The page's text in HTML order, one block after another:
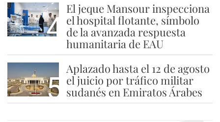
4
El jeque Mansour inspecciona
el hospital flotante, símbolo
de la avanzada respuesta
humanitaria de EAU
5
Aplazado hasta el 12 de agosto
el juicio por tráfico militar
sudanés en Emiratos Árabes